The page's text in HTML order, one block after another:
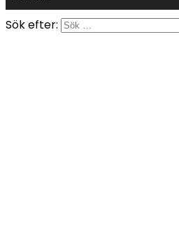
Sök efter: